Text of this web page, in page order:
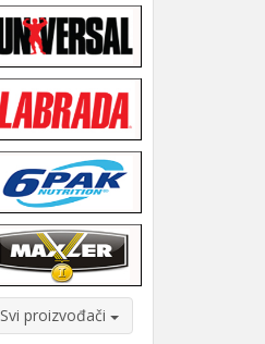
Svi proizvođači